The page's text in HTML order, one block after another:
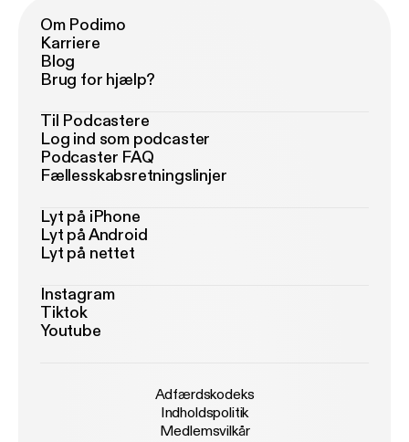
Om Podimo
Karriere
Blog
Brug for hjælp?
Til Podcastere
Log ind som podcaster
Podcaster FAQ
Fællesskabsretningslinjer
Lyt på iPhone
Lyt på Android
Lyt på nettet
Instagram
Tiktok
Youtube
Adfærdskodeks
Indholdspolitik
Medlemsvilkår